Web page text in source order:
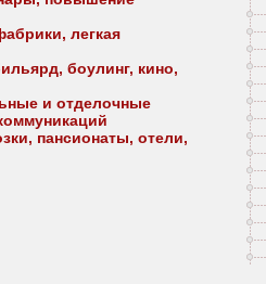
легкая
боулинг, кино,
и отделочные
пансионаты, отели,